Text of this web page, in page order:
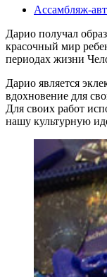
Ассамбляж-
Дарио получал
красочный мир
периодах жизни
Дарио является
вдохновение для
Для своих работ
нашу культурную